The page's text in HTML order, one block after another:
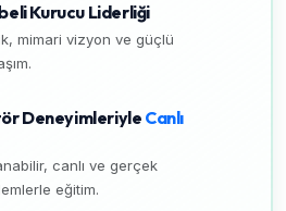
Kurucu Liderliği
mimari vizyon ve güçlü
DeneyimleriyleCanlı
canlı ve gerçek
eğitim.